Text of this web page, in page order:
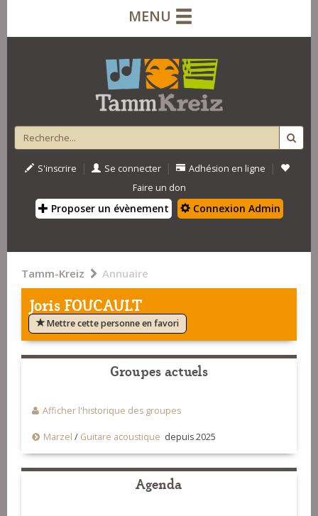
MENU
S'inscrire | Se connecter | Adhésion en ligne |
Faire un don
Proposer un évènement Connexion Admin
Tamm-Kreiz Annuaire
Joris FOUCAULT
Mettre cette personne en favori
Groupes actuels
Afficher l'historique des groupes
Marzel / Guitare acoustique depuis 2025
Agenda